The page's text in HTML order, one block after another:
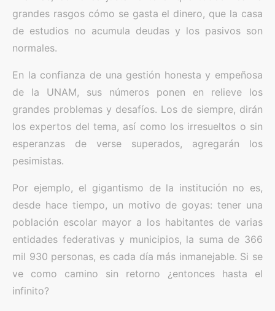
grandes rasgos cómo se gasta el dinero, que la casa
de estudios no acumula deudas y los pasivos son
normales.
En la confianza de una gestión honesta y empeñosa
de la UNAM, sus números ponen en relieve los
grandes problemas y desafíos. Los de siempre, dirán
los expertos del tema, así como los irresueltos o sin
esperanzas de verse superados, agregarán los
pesimistas.
Por ejemplo, el gigantismo de la institución no es,
desde hace tiempo, un motivo de goyas: tener una
población escolar mayor a los habitantes de varias
entidades federativas y municipios, la suma de 366
mil 930 personas, es cada día más inmanejable. Si se
ve como camino sin retorno ¿entonces hasta el
infinito?